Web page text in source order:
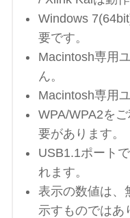
Windows
要です。
Macintosh専用
ん。
Macintosh専用
WPA/WPA2を
要があります。
USB1.1ポート
れます。
表示の数値は、
示すものではあ